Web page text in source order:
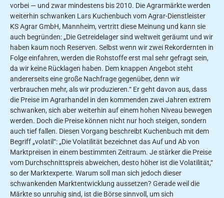
vorbei — und zwar mindestens bis 2010. Die Agrarmärkte werden
weiterhin schwanken Lars Kuchenbuch vom Agrar-Dienstleister
KS Agrar GmbH, Mannheim, vertritt diese Meinung und kann sie
auch begründen: „Die Getreidelager sind weltweit geräumt und wir
haben kaum noch Reserven. Selbst wenn wir zwei Rekordernten in
Folge einfahren, werden die Rohstoffe erst mal sehr gefragt sein,
da wir keine Rücklagen haben. Dem knappen Angebot steht
andererseits eine große Nachfrage gegenüber, denn wir
verbrauchen mehr, als wir produzieren.“ Er geht davon aus, dass
die Preise im Agrarhandel in den kommenden zwei Jahren extrem
schwanken, sich aber weiterhin auf einem hohen Niveau bewegen
werden. Doch die Preise können nicht nur hoch steigen, sondern
auch tief fallen. Diesen Vorgang beschreibt Kuchenbuch mit dem
Begriff „volatil“: „Die Volatilität bezeichnet das Auf und Ab von
Marktpreisen in einem bestimmten Zeitraum. Je stärker die Preise
vom Durchschnittspreis abweichen, desto höher ist die Volatilität,“
so der Marktexperte. Warum soll man sich jedoch dieser
schwankenden Marktentwicklung aussetzen? Gerade weil die
Märkte so unruhig sind, ist die Börse sinnvoll, um sich